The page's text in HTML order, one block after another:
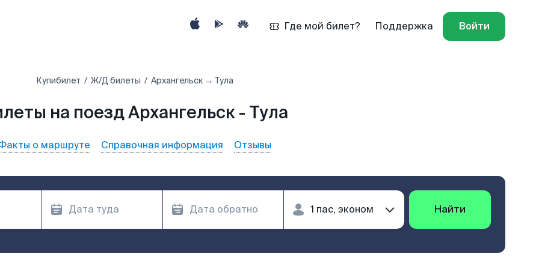
Где мой билет? Поддержка Войти
Купибилет Ж/Д билеты Архангельск → Тула
на поезд Архангельск - Тула
о маршруте Справочная информация Отзывы
Найти